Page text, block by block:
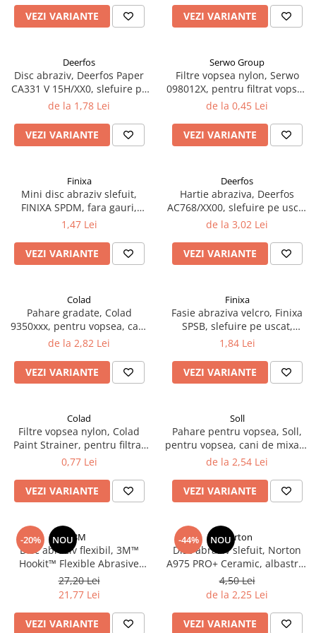
Accesori cana
PPS Sistem aplicat vopseaua
Curatat
Decapant
2.5 MASCARE
Hartie mascare
Folie mascare
Banda mascare
Suporti
2.6 SLEFUIRE
Disc abraziv velcro
Bloc manual slefuire
Epoxy Primer
Filler
Filler UV
Intaritor Primer
Spray Primer
2.8 PREGATIREA VOPSELEI
Verificat vopseaua
Cartele verificat nuanta
Filtre vopsea
Diluant vopsea si lac
Agent dilutie vopsea apa
Diluant pentru pierdere
Diverse
2.9 VOPSELE AUTO
Vopsea auto preparata
Indreptat fara vopsire
Montat si demontat
Scule tinichigerie
Tras tabla
3.7 SUDURA
Aparat sudura MIG - MAG
Sarma sudura si electrozi
Protectie suduri
3.8 USCARE VOPSEA
VEZI VARIANTE VEZI VARIANTE
Deerfos
Disc abraziv, Deerfos Paper
CA331 V 15H/XX0, slefuire pe
uscat, diametru 150 mm
de la 1,78 Lei
VEZI VARIANTE
Serwo Group
Filtre vopsea nylon, Serwo
098012X, pentru filtrat vopsea
125 µ / 190 µ, pret 1 buc
de la 0,45 Lei
VEZI VARIANTE
Finixa
Mini disc abraziv slefuit,
FINIXA SPDM, fara gauri,
diametru Ø 35 mm
1,47 Lei
VEZI VARIANTE
Deerfos
Hartie abraziva, Deerfos
AC768/XX00, slefuire pe uscat
sau umed, dimensiune 230 x
de la 3,02 Lei
VEZI VARIANTE
Colad
Pahare gradate, Colad
9350xxx, pentru vopsea, cani
de mixare + capace, diferite
de la 2,82 Lei
VEZI VARIANTE
Finixa
Fasie abraziva velcro, Finixa
SPSB, slefuire pe uscat,
granulatie P80 - P320,
1,84 Lei
VEZI VARIANTE
Colad
Filtre vopsea nylon, Colad
Paint Strainer, pentru filtrat
vopsea 125 µ / 190 µ, pret 1
0,77 Lei
VEZI VARIANTE
Soll
Pahare pentru vopsea, Soll,
pentru vopsea, cani de mixare
+ capace, diferite marimi
de la 2,54 Lei
VEZI VARIANTE
-20% NOU3M
Disc abraziv flexibil, 3M™
Hookit™ Flexible Abrasive
Foam Disc, pentru matuit ori
polish, diferite duritati P400 -
P2000, Ø 150 mm, 1 bucata
27,20 Lei
21,77 Lei
VEZI VARIANTE
-44% NOUNorton
Disc abraziv slefuit, Norton
A975 PRO+ Ceramic, albastru,
velcro Ø 150 mm
4,50 Lei
de la 2,25 Lei
VEZI VARIANTE